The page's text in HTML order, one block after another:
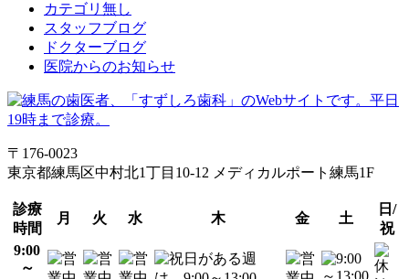
カテゴリ無し
スタッフブログ
ドクターブログ
医院からのお知らせ
〒176-0023
東京都練馬区中村北1丁目10-12 メディカルポート練馬1F
診療
時間
月 火 水 木 金 土
日/
祝
9:00
～